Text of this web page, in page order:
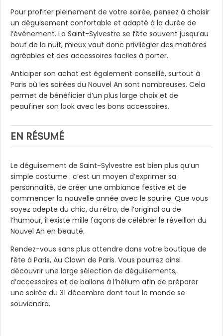
Pour profiter pleinement de votre soirée, pensez à choisir
un déguisement confortable et adapté à la durée de
l’événement. La Saint-Sylvestre se fête souvent jusqu’au
bout de la nuit, mieux vaut donc privilégier des matières
agréables et des accessoires faciles à porter.
Anticiper son achat est également conseillé, surtout à
Paris où les soirées du Nouvel An sont nombreuses. Cela
permet de bénéficier d’un plus large choix et de
peaufiner son look avec les bons accessoires.
EN RÉSUMÉ
Le déguisement de Saint-Sylvestre est bien plus qu’un
simple costume : c’est un moyen d’exprimer sa
personnalité, de créer une ambiance festive et de
commencer la nouvelle année avec le sourire. Que vous
soyez adepte du chic, du rétro, de l’original ou de
l’humour, il existe mille façons de célébrer le réveillon du
Nouvel An en beauté.
Rendez-vous sans plus attendre dans votre boutique de
fête à Paris, Au Clown de Paris. Vous pourrez ainsi
découvrir une large sélection de déguisements,
d’accessoires et de ballons à l’hélium afin de préparer
une soirée du 31 décembre dont tout le monde se
souviendra.